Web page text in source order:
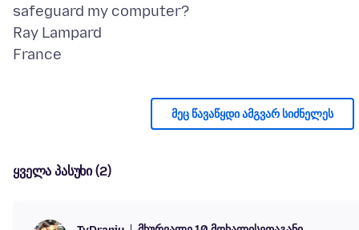
safeguard my computer?
Ray Lampard
მეც წავაწყდი ამგვარ სიძნელეს
ყველა პასუხი (2)